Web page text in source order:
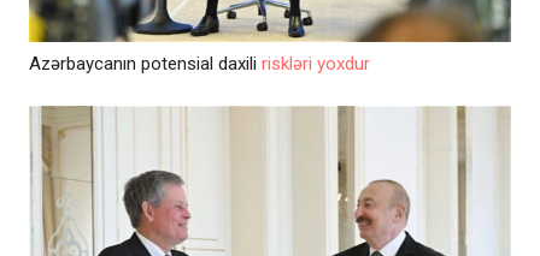
Azərbaycanın potensial daxili riskləri yoxdur